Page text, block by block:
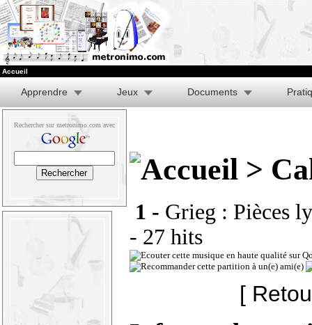
Accueil
Apprendre Jeux Documents
Rechercher sur metronimo.com avec
>
1 - Grieg : Pièces
- 27 hits
[